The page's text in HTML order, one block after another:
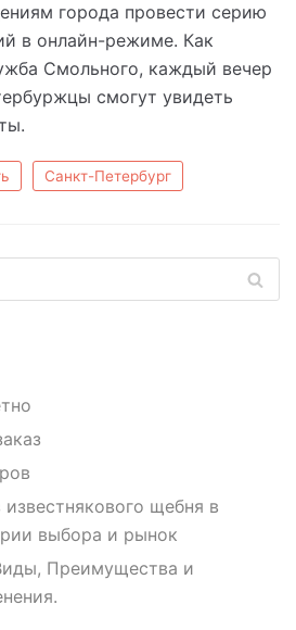
города провести серию
в онлайн-режиме. Как
Смольного, каждый вечер
смогут увидеть
Санкт-Петербург
щебня в
выбора и рынок
Преимущества и